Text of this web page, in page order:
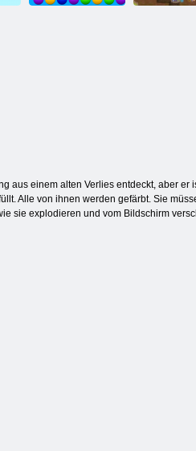
aus einem alten Verlies entdeckt, aber er
Alle von ihnen werden gefärbt. Sie
sie explodieren und vom Bildschirm